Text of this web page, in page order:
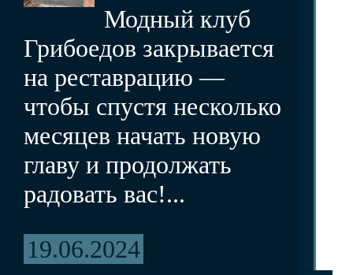
Модный клуб
Грибоедов закрывается
на реставрацию —
чтобы спустя несколько
месяцев начать новую
главу и продолжать
радовать вас!...
19.06.2024